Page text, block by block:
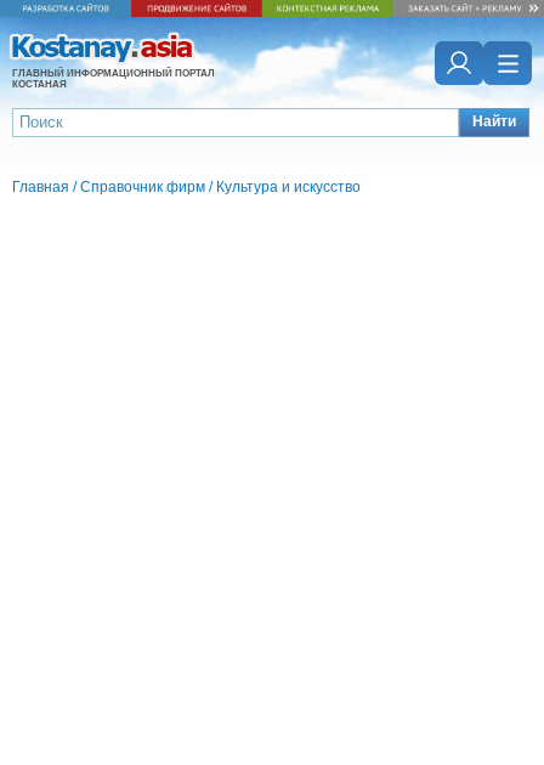
ГЛАВНЫЙ ИНФОРМАЦИОННЫЙ ПОРТАЛ
КОСТАНАЯ
Найти
Главная /Справочник фирм / Культура и искусство